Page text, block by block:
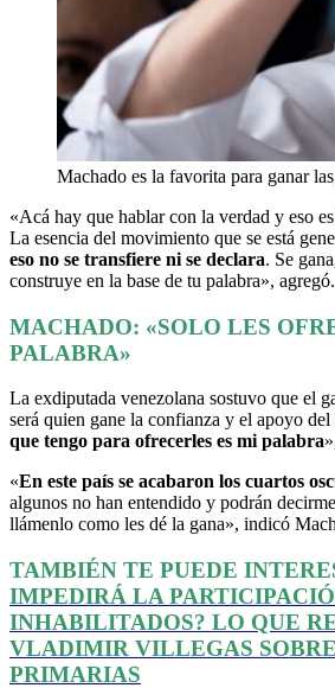
Machado es la favorita para ganar
«Acá hay que hablar con la verdad y eso
La esencia del movimiento que se está
eso no se transfiere ni se declara. Se
construye en la base de tu palabra», agregó.
MACHADO: «SOLO LES
PALABRA»
La exdiputada venezolana sostuvo que el
será quien gane la confianza y el apoyo del
que tengo para ofrecerles es mi palabra
«En este país se acabaron los cuartos
algunos no han entendido y podrán
llámenlo como les dé la gana», indicó
TAMBIÉN TE PUEDE
IMPEDIRÁ LA
INHABILITADOS? LO QUE
VLADIMIR VILLEGAS
PRIMARIAS